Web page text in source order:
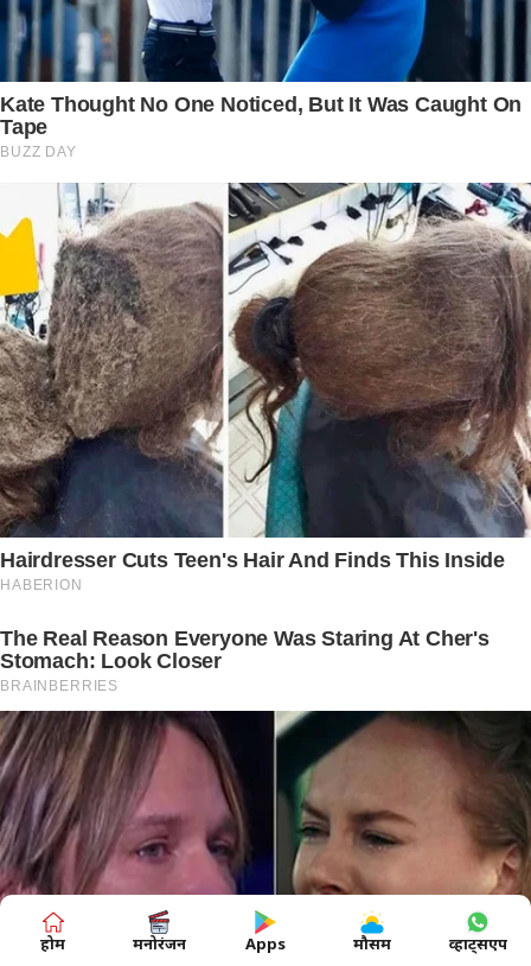
होम मनोरंजन Apps मौसम व्हाट्सएप